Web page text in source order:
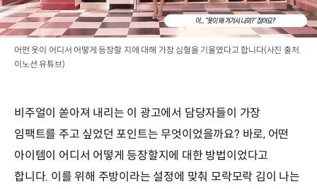
어떤 옷이 어디서 어떻게 등장할 지에 대해 가장 심혈을 기울였다고 합니다(사진 출처.
이노션 유튜브)
비주얼이 쏟아져 내리는 이 광고에서 담당자들이 가장
임팩트를 주고 싶었던 포인트는 무엇이었을까요? 바로, 어떤
아이템이 어디서 어떻게 등장할지에 대한 방법이었다고
합니다. 이를 위해 주방이라는 설정에 맞춰 모락모락 김이 나는